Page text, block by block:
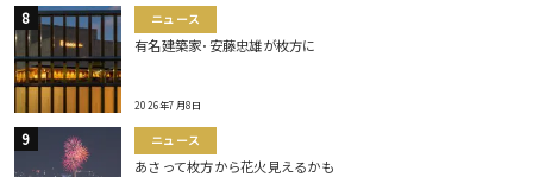
ニュース
有名建築家･安藤忠雄が枚方に
2026年7月8日
ニュース
あさって枚方から花火見えるかも